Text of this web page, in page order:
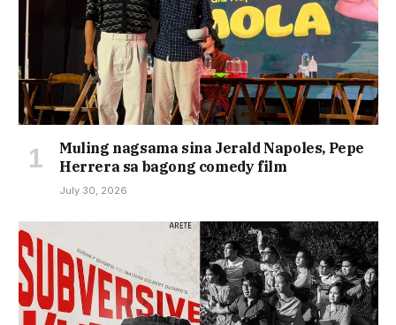
Muling nagsama sina Jerald Napoles, Pepe
Herrera sa bagong comedy film
July 30, 2026